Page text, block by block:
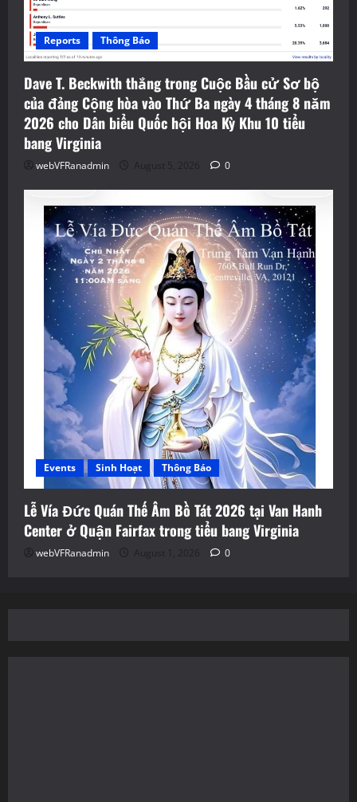
Reports Thông Báo
Dave T. Beckwith thắng trong Cuộc Bầu cử Sơ bộ
của đảng Cộng hòa vào Thứ Ba ngày 4 tháng 8 năm
2026 cho Dân biểu Quốc hội Hoa Kỳ Khu 10 tiểu
bang Virginia
webVFRanadmin August 5, 2026 0
Events Sinh Hoạt Thông Báo
Lễ Vía Đức Quán Thế Âm Bồ Tát 2026 tại Van Hanh
Center ở Quận Fairfax trong tiểu bang Virginia
webVFRanadmin August 1, 2026 0